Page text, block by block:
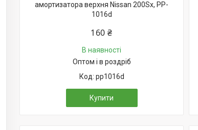
амортизатора верхня Nissan 200Sx, PP-
1016d
160 ₴
В наявності
Оптом і в роздріб
pp1016d
Купити